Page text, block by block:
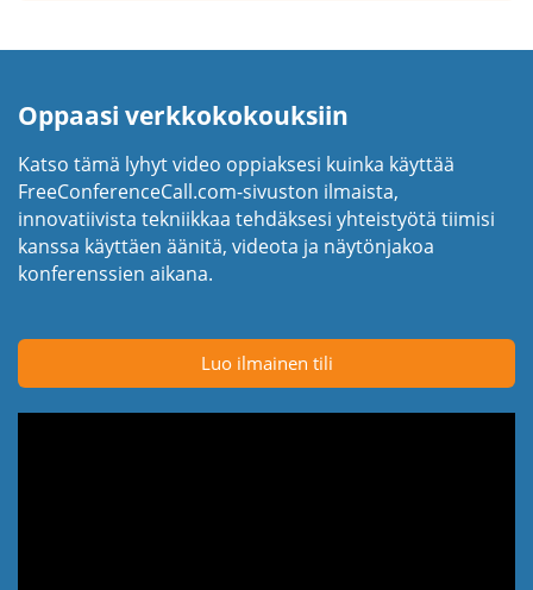
Oppaasi verkkokokouksiin
Katso tämä lyhyt video oppiaksesi kuinka käyttää
FreeConferenceCall.com-sivuston ilmaista,
innovatiivista tekniikkaa tehdäksesi yhteistyötä tiimisi
kanssa käyttäen äänitä, videota ja näytönjakoa
konferenssien aikana.
Luo ilmainen tili